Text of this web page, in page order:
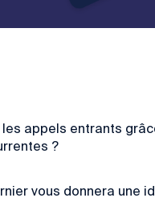
appels entrants
?
vous donnera une